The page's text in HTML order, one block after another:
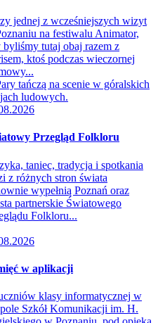
jednej z wcześniejszych wizyt
na festiwalu Animator,
byliśmy tutaj obaj razem z
ktoś podczas wieczornej
Przegląd Folkloru
taniec, tradycja i spotkania
z różnych stron świata
wypełnią Poznań oraz
partnerskie Światowego
Folkloru...
w aplikacji
klasy informatycznej w
Szkół Komunikacji im. H.